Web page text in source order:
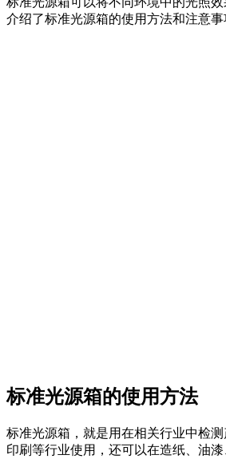
介绍了标准光源箱的使用方法和注意事
标准光源箱的使用方法
标准光源箱，就是用在相关行业中检
印刷等行业使用，还可以在造纸、油